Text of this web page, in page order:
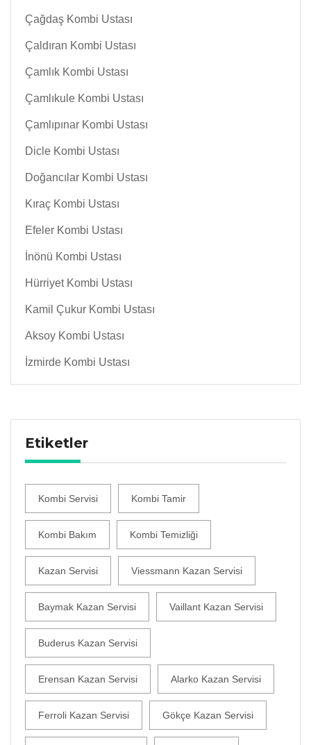
Çağdaş Kombi Ustası
Çaldıran Kombi Ustası
Çamlık Kombi Ustası
Çamlıkule Kombi Ustası
Çamlıpınar Kombi Ustası
Dicle Kombi Ustası
Doğancılar Kombi Ustası
Kıraç Kombi Ustası
Efeler Kombi Ustası
İnönü Kombi Ustası
Hürriyet Kombi Ustası
Kamil Çukur Kombi Ustası
Aksoy Kombi Ustası
İzmirde Kombi Ustası
Etiketler
Kombi Servisi Kombi Tamir
Kombi Bakım Kombi Temizliği
Kazan Servisi Viessmann Kazan Servisi
Baymak Kazan Servisi Vaillant Kazan Servisi
Buderus Kazan Servisi
Erensan Kazan Servisi Alarko Kazan Servisi
Ferroli Kazan Servisi Gökçe Kazan Servisi